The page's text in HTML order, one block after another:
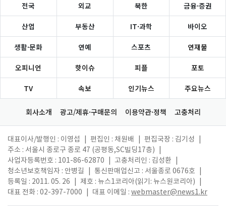
전국 외교 북한 금융·증권
산업 부동산 IT·과학 바이오
생활·문화 연예 스포츠 연재물
오피니언 핫이슈 피플 포토
TV 속보 인기뉴스 주요뉴스
회사소개 광고/제휴·구매문의 이용약관·정책 고충처리
대표이사/발행인 : 이영섭 편집인 : 채원배 편집국장 : 김기성
주소 : 서울시 종로구 종로 47 (공평동,SC빌딩17층)
사업자등록번호 : 101-86-62870
고충처리인 : 김성환
청소년보호책임자 : 안병길
통신판매업신고 : 서울종로 0676호
등록일 : 2011. 05. 26
제호 : 뉴스1코리아(읽기: 뉴스원코리아)
대표 전화 : 02-397-7000
대표 이메일 : webmaster@news1.kr